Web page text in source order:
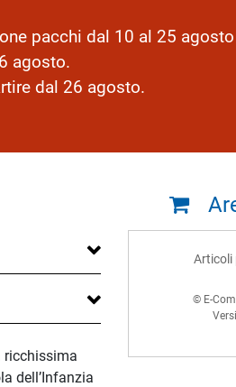
pacchi dal 10 al 25
agosto.
dal 26 agosto.
ricchissima
dell’Infanzia
Articoli
© E-